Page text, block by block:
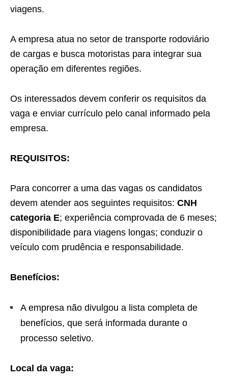
viagens.
A empresa atua no setor de transporte rodoviário
de cargas e busca motoristas para integrar sua
operação em diferentes regiões.
Os interessados devem conferir os requisitos da
vaga e enviar currículo pelo canal informado pela
empresa.
REQUISITOS:
Para concorrer a uma das vagas os candidatos
devem atender aos seguintes requisitos: CNH
categoria E; experiência comprovada de 6 meses;
disponibilidade para viagens longas; conduzir o
veículo com prudência e responsabilidade.
Benefícios:
A empresa não divulgou a lista completa de
benefícios, que será informada durante o
processo seletivo.
Local da vaga: